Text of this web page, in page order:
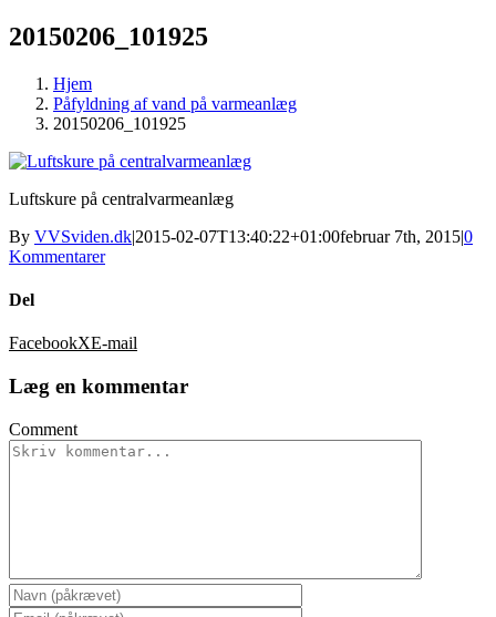
20150206_101925
Hjem
Påfyldning af vand på varmeanlæg
20150206_101925
Luftskure på centralvarmeanlæg
By VVSviden.dk|2015-02-07T13:40:22+01:00februar 7th, 2015|0
Kommentarer
Del
FacebookXE-mail
Læg en kommentar
Comment